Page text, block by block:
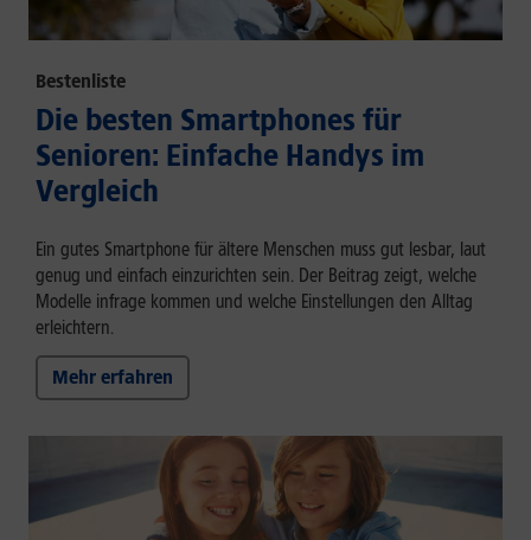
Bestenliste
Die besten Smartphones für
Senioren: Einfache Handys im
Vergleich
Ein gutes Smartphone für ältere Menschen muss gut lesbar, laut
genug und einfach einzurichten sein. Der Beitrag zeigt, welche
Modelle infrage kommen und welche Einstellungen den Alltag
erleichtern.
Mehr erfahren